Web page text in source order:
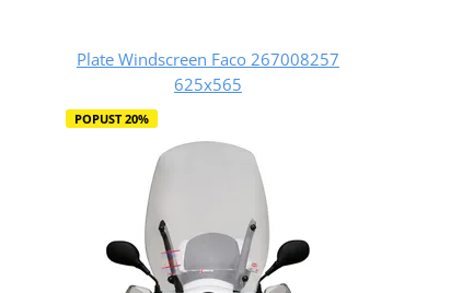
Plate Windscreen Faco 267008257
625x565
POPUST 20%